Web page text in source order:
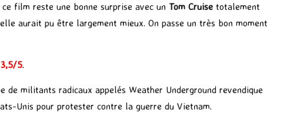
film reste une bonne surprise avec un Tom Cruise totalement
aurait pu être largement mieux. On passe un très bon moment
3,5/5.
de militants radicaux appelés Weather Underground revendique
Unis pour protester contre la guerre du Vietnam.